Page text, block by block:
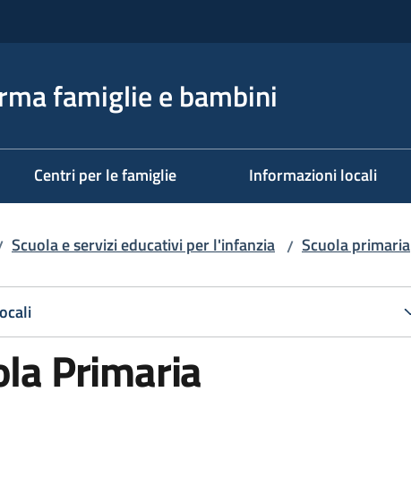
famiglie e bambini
Centri per le famiglie Informazioni locali
Scuola e servizi educativi per l'infanzia / Scuola primaria
Primaria